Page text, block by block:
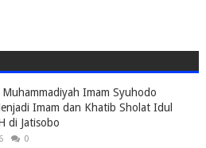
Muhammadiyah Imam Syuhodo
Imam dan Khatib Sholat Idul
di Jatisobo
0